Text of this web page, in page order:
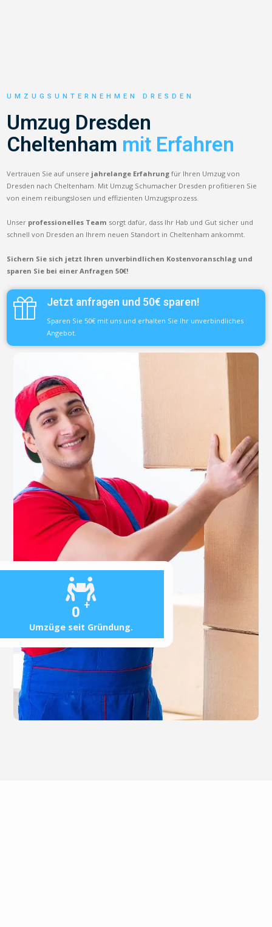
0 +
Umzüge seit Gründung.
UMZUGSUNTERNEHMEN DRESDEN
Umzug Dresden
Cheltenham mit Erfahren
Vertrauen Sie auf unsere jahrelange Erfahrung für Ihren Umzug von
Dresden nach Cheltenham. Mit Umzug Schumacher Dresden profitieren Sie
von einem reibungslosen und effizienten Umzugsprozess.
Unser professionelles Team sorgt dafür, dass Ihr Hab und Gut sicher und
schnell von Dresden an Ihrem neuen Standort in Cheltenham ankommt.
Sichern Sie sich jetzt Ihren unverbindlichen Kostenvoranschlag und
sparen Sie bei einer Anfragen 50€!
Jetzt anfragen und 50€ sparen!
Sparen Sie 50€ mit uns und erhalten Sie Ihr unverbindliches
Angebot.